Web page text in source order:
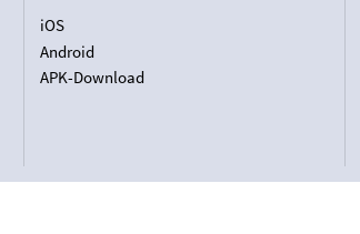
iOS
Android
APK-Download